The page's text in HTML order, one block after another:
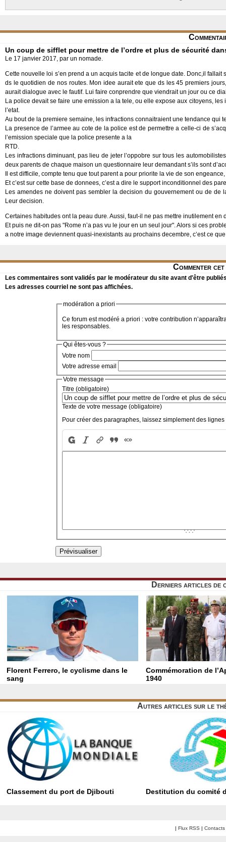
Un coup de sifflet pour mettre de l’ordre et plus de sécurité
Le 17 janvier 2017, par un nomade.
Cette nouvelle loi s’en prend a un acquis tacite et de longue date. Donc,il
ds le quotidien de nos routes. Mon idee aurait ete que ds les 45 premiers
aurait dialogue avec le fautif. Lui faire conprendre que viendrait un jour ou ce
La police devait se faire une emission a la tele, ou elle expose aux citoyens,
l’etat.
Au bout de la premiere semaine, les infractions connaitraient une tendance qui
La presence de l’armee au cote de la police est de permettre a celle-ci de
l’emission speciale que la police presente a la
RTD.
Les infractions diminuant, pas lieu de jeter l’oppobre sur tous les
deux parents de chaque maison un questionnaire leur demandant s’ils sont
Il est difficile, compte tenu que tout parent a pour priorite la vie de son
Et c’est sur cette base de donnees, c’est a dire le support inconditionnel des
Les amendes ne doivent pas sembler la decision du gouvernement ou de de
Leur decision.
Certaines habitudes ont la peau dure. Aussi, faut-il ne pas mettre inutilement en
Et puis ne dit-on pas "Rome n’a pas vu le jour en un seul jour". Alors si ces
a notre image deviennent quasi-inexistants au prochains decembre, c’est ce
Commenter
Les commentaires sont validés par le modérateur du site avant d'être
Les adresses courriel ne sont pas affichées.
modération a priori
Ce forum est modéré a priori : votre contribution
les responsables.
Qui êtes-vous ?
Votre nom
Votre adresse email
Votre message
Titre (obligatoire)
Texte de votre message (obligatoire)
Pour créer des paragraphes, laissez simplement des lignes
Derniers articles de
Florent Ferrero, le cyclisme dans le
sang
Commémoration de
1940
Autres articles sur le
Classement du port de Djibouti Destitution du comité
| Flux RSS | Contacts